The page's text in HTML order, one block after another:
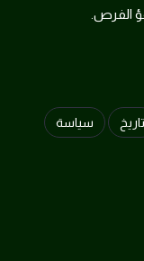
الفرص.
تاريخ سياسة